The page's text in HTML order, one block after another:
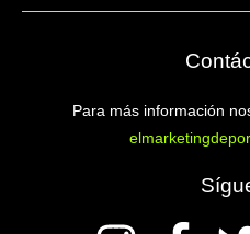
Para más información